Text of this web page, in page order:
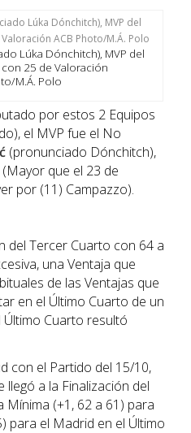
Lúka Dónchitch), MVP del
25 de Valoración
M.Á. Polo
por estos 2 Equipos
el MVP fue el No
(pronunciado Dónchitch),
que el 23 de
por (11) Campazzo).
del Tercer Cuarto con 64 a
una Ventaja que
de las Ventajas que
en el Último Cuarto de un
Cuarto resultó
con el Partido del 15/10,
llegó a la Finalización del
(+1, 62 a 61) para
para el Madrid en el Último